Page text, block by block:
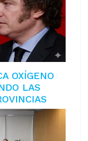
OXÍGENO
LAS